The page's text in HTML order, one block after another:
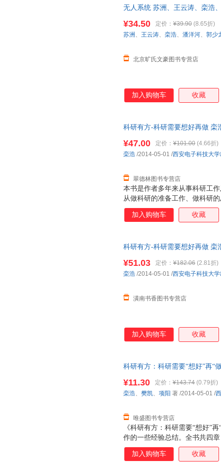
年级大学生、硕士和博士研究
无人系统 苏洲、王云涛、栾浩
¥34.50 定价： ¥39.90 (8.65折)
北京旷氏文豪图书专营店
苏洲 、 王云涛、 栾浩、 潘洋河、 郭少
加入购物车 收藏
科研有方-科研需要想好再做 栾
本书是作者多年来从事科研工
从做科研的准备工作、做科研
具四方面，系统地介绍了科研
一些独特经验和技巧。通过阅
年级大学生、硕士和博士研究
¥47.00 定价： ¥101.00 (4.66折)
翠德林图书专营店
栾浩 /2014-05-01 /西安电子科技大
加入购物车 收藏
科研有方-科研需要想好再做 栾
¥51.03 定价： ¥182.06 (2.81折)
潢南书香图书专营店
栾浩 /2014-05-01 /西安电子科技大
加入购物车 收藏
科研有方：科研需要“想好”再“
《科研有方：科研需要“想好”
作的一些经验总结。全书共四
法、英文写作经验和技巧以及
出问题、思考问题到最终完成
¥11.30 定价： ¥143.74 (0.79折)
唯盛图书专营店
栾浩、 樊凯、 项阳 著 /2014-05-01 /
加入购物车 收藏